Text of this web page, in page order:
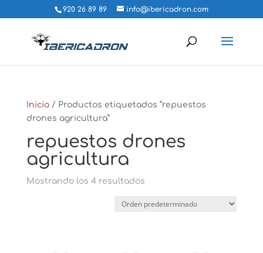
920 26 89 89 info@ibericadron.com
Inicio/ Productos etiquetados “repuestos
drones agricultura”
repuestos drones
agricultura
Mostrando los 4 resultados